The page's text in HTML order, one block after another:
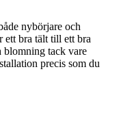
nybörjare och
ett bra tält till ett bra
blomning tack vare
precis som du